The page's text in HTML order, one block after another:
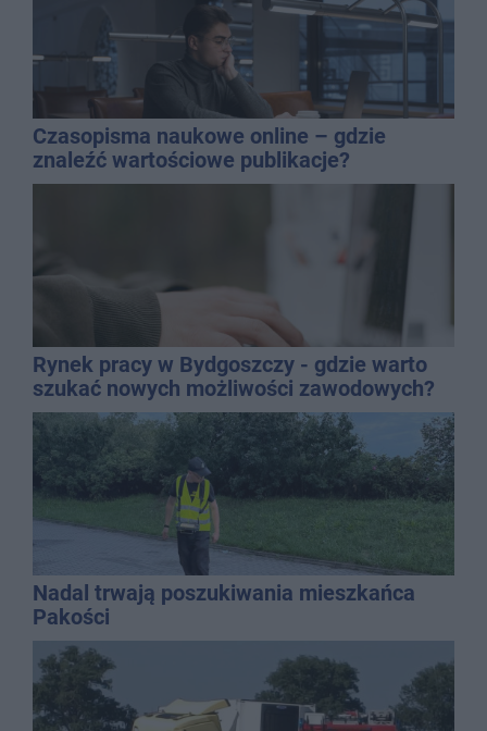
Czasopisma naukowe online – gdzie
znaleźć wartościowe publikacje?
Rynek pracy w Bydgoszczy - gdzie warto
szukać nowych możliwości zawodowych?
Nadal trwają poszukiwania mieszkańca
Pakości